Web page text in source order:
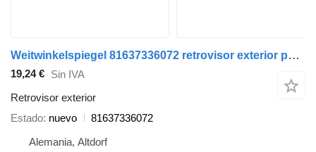
Weitwinkelspiegel 81637336072 retrovisor exterior para MAN TGX-TGS camión
19,24 € Sin IVA
Retrovisor exterior
Estado nuevo
81637336072
Alemania, Altdorf